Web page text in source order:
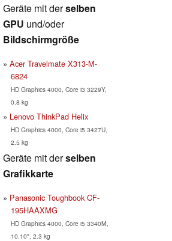
Geräte mit derselben
GPU und/oder
Bildschirmgröße
Acer Travelmate X313-M-
6824
HD Graphics 4000, Core i3 3229Y,
0.8 kg
Lenovo ThinkPad Helix
HD Graphics 4000, Core i5 3427U,
2.5 kg
Geräte mit derselben
Grafikkarte
Panasonic Toughbook CF-
195HAAXMG
HD Graphics 4000, Core i5 3340M,
10.10", 2.3 kg